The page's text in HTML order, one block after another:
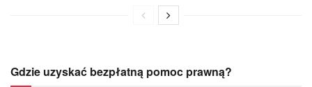
Gdzie uzyskać bezpłatną pomoc prawną?